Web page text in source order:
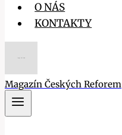
O NÁS
KONTAKTY
Magazín Českých Reforem